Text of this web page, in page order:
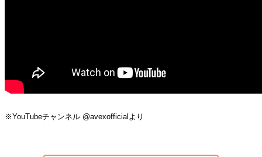
※YouTubeチャンネル @avexofficialより